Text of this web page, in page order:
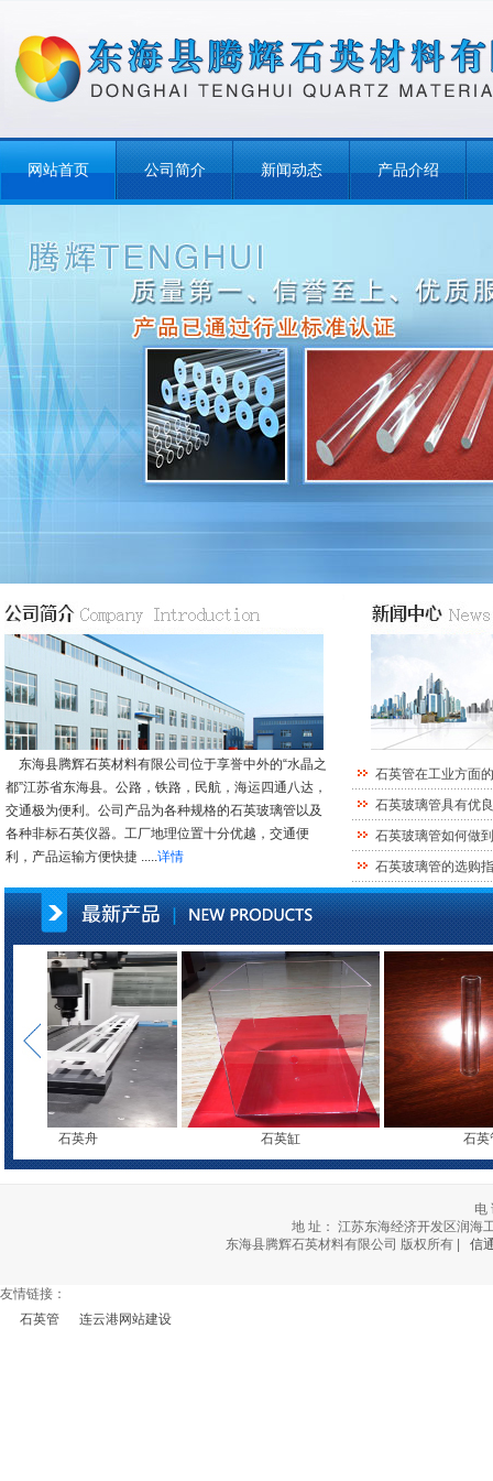
网站首页 公司简介 新闻动态 产品介绍
东海县腾辉石英材料有限公司位于享誉中外的“水晶之
都”江苏省东海县。公路，铁路，民航，海运四通八达，
交通极为便利。公司产品为各种规格的石英玻璃管以及
各种非标石英仪器。工厂地理位置十分优越，交通便
利，产品运输方便快捷 .....详情
石英管在工业方面
石英玻璃管具有优
石英玻璃管如何做
石英玻璃管的选购
石英舟 石英缸 石英管
电
地 址： 江苏东海经济开发区润海
东海县腾辉石英材料有限公司 版权所有 | 信
友情链接：
石英管
连云港网站建设